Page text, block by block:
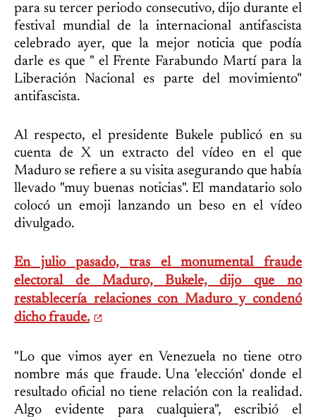
para su tercer periodo consecutivo, dijo durante el
festival mundial de la internacional antifascista
celebrado ayer, que la mejor noticia que podía
darle es que " el Frente Farabundo Martí para la
Liberación Nacional es parte del movimiento"
antifascista.
Al respecto, el presidente Bukele publicó en su
cuenta de X un extracto del vídeo en el que
Maduro se refiere a su visita asegurando que había
llevado "muy buenas noticias". El mandatario solo
colocó un emoji lanzando un beso en el vídeo
divulgado.
En julio pasado, tras el monumental fraude
electoral de Maduro, Bukele, dijo que no
restablecería relaciones con Maduro y condenó
dicho fraude.
"Lo que vimos ayer en Venezuela no tiene otro
nombre más que fraude. Una 'elección' donde el
resultado oficial no tiene relación con la realidad.
Algo evidente para cualquiera", escribió el